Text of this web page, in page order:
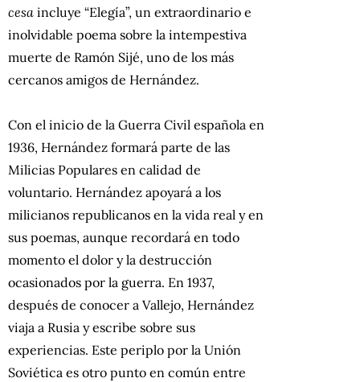
cesa incluye “Elegía”, un extraordinario e
inolvidable poema sobre la intempestiva
muerte de Ramón Sijé, uno de los más
cercanos amigos de Hernández.
Con el inicio de la Guerra Civil española en
1936, Hernández formará parte de las
Milicias Populares en calidad de
voluntario. Hernández apoyará a los
milicianos republicanos en la vida real y en
sus poemas, aunque recordará en todo
momento el dolor y la destrucción
ocasionados por la guerra. En 1937,
después de conocer a Vallejo, Hernández
viaja a Rusia y escribe sobre sus
experiencias. Este periplo por la Unión
Soviética es otro punto en común entre